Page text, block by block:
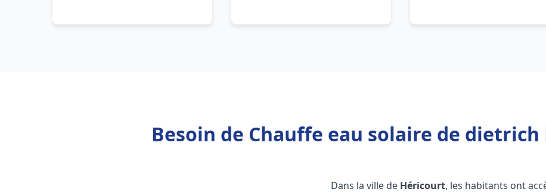
Besoin de Chauffe eau solaire de
Dans la ville de Héricourt, les habitants ont